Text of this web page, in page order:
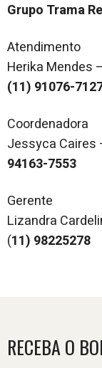
Grupo Trama
Atendimento
Herika Mendes –
(11) 91076-
Coordenadora
Jessyca
94163-7553
Gerente
Lizandra
(11) 98225278
RECEBA O